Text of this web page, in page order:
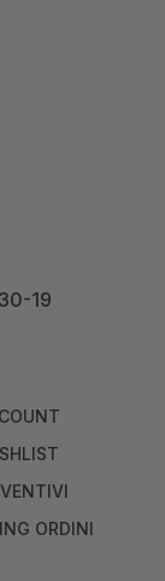
19
ORDINI